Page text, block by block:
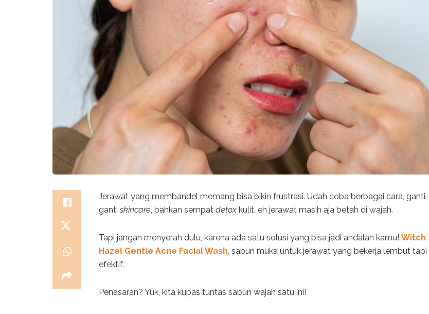
Jerawat yang membandel memang bisa bikin frustrasi. Udah coba berbagai cara, ganti-
ganti skincare , bahkan sempat detox kulit, eh jerawat masih aja betah di wajah.
Tapi jangan menyerah dulu, karena ada satu solusi yang bisa jadi andalan kamu! Witch
Hazel Gentle Acne Facial Wash , sabun muka untuk jerawat yang bekerja lembut tapi
efektif.
Penasaran? Yuk, kita kupas tuntas sabun wajah satu ini!